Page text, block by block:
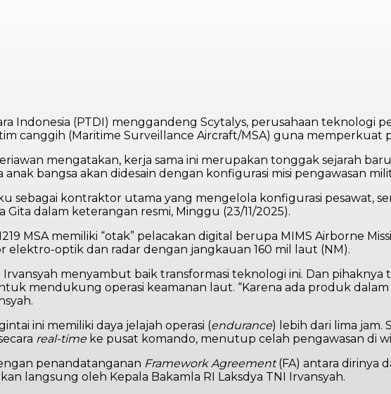
Indonesia (PTDI) menggandeng Scytalys, perusahaan teknologi
canggih (Maritime Surveillance Aircraft/MSA) guna memperkuat
mengatakan, kerja sama ini merupakan tonggak sejarah
anak bangsa akan didesain dengan konfigurasi misi pengawasan
sebagai kontraktor utama yang mengelola konfigurasi pesawat,
Gita dalam keterangan resmi, Minggu (23/11/2025).
MSA memiliki “otak” pelacakan digital berupa MIMS Airborne
elektro-optik dan radar dengan jangkauan 160 mil laut (NM).
Irvansyah menyambut baik transformasi teknologi ini. Dan
mendukung operasi keamanan laut. “Karena ada produk
ini memiliki daya jelajah operasi (endurance) lebih dari lima jam.
real-timeke pusat komando, menutup celah pengawasan di
penandatanganan Framework Agreement(FA) antara dirinya
langsung oleh Kepala Bakamla RI Laksdya TNI Irvansyah.